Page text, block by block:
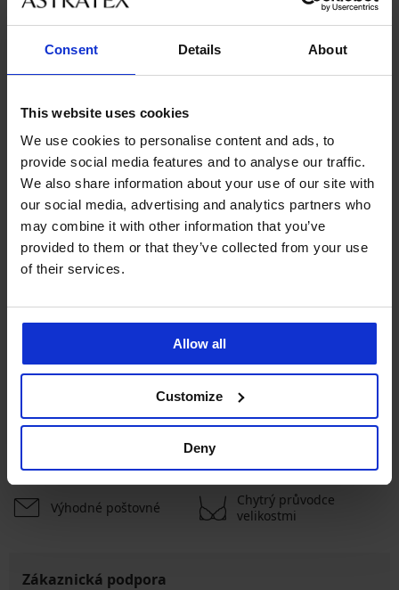
Consent Details About
This website uses cookies
We use cookies to personalise content and ads, to
provide social media features and to analyse our traffic.
We also share information about your use of our site with
our social media, advertising and analytics partners who
may combine it with other information that you’ve
provided to them or that they’ve collected from your use
of their services.
Allow all
Customize
Deny
Bestseller Sleva -50%
ZOBRAZIT DALŠÍ
Výhodné poštovné
Chytrý průvodce
velikostmi
Zákaznická podpora